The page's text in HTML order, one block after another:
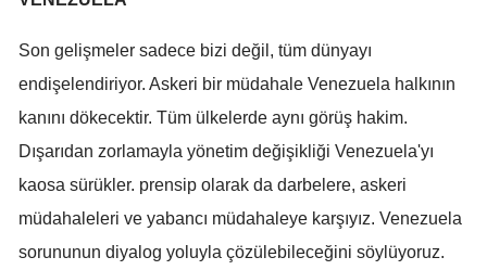
Kırklareli
Kırşehir
Kocaeli
Kütahya
Son gelişmeler sadece bizi değil, tüm dünyayı
endişelendiriyor. Askeri bir müdahale Venezuela halkının
kanını dökecektir. Tüm ülkelerde aynı görüş hakim.
Dışarıdan zorlamayla yönetim değişikliği Venezuela'yı
kaosa sürükler. prensip olarak da darbelere, askeri
müdahaleleri ve yabancı müdahaleye karşıyız. Venezuela
sorununun diyalog yoluyla çözülebileceğini söylüyoruz.